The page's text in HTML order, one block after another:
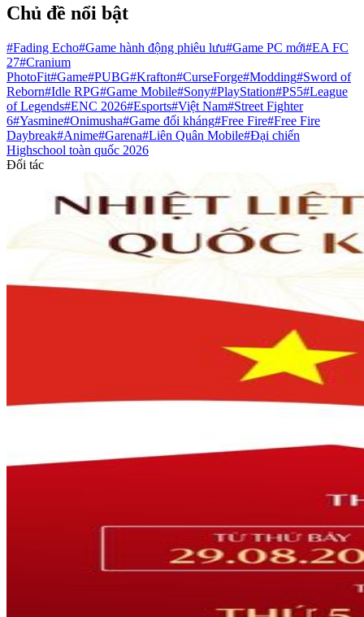
Chủ đề nổi bật
#Fading Echo#Game hành động phiêu lưu#Game PC mới#EA FC
27#Cranium
PhotoFit#Game#PUBG#Krafton#CurseForge#Modding#Sword of
Reborn#Idle RPG#Game Mobile#Sony#PlayStation#PS5#League
of Legends#ENC 2026#Esports#Việt Nam#Street Fighter
6#Yasmine#Onimusha#Game đối kháng#Free Fire#Free Fire
Daybreak#Anime#Garena#Liên Quân Mobile#Đại chiến
Highschool toàn quốc 2026
Đối tác